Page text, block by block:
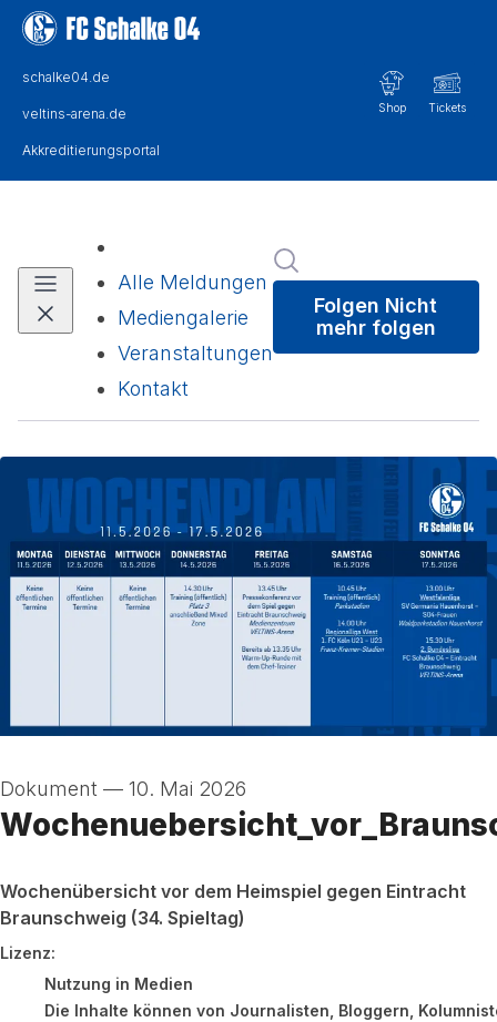
Alle Meldungen
Mediengalerie
Veranstaltungen
Kontakt
Folgen Nicht
mehr folgen
Dokument — 10. Mai 2026
Wochenübersicht vor dem Heimspiel gegen Eintracht
Braunschweig (34. Spieltag)
go to media item
Lizenz:
Nutzung in Medien
Die Inhalte können von Journalisten, Bloggern,